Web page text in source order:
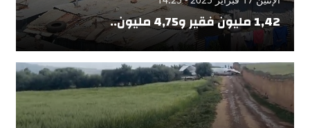
1,42 مليون فقير و4,75 مليون..